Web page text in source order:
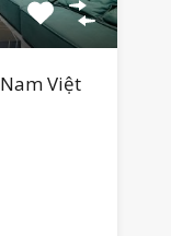
Việt